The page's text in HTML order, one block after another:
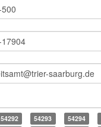
54292 54293 54294